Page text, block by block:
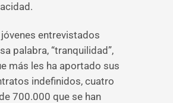
entrevistados
palabra, “tranquilidad”,
más les ha aportado sus
indefinidos, cuatro
700.000 que se han